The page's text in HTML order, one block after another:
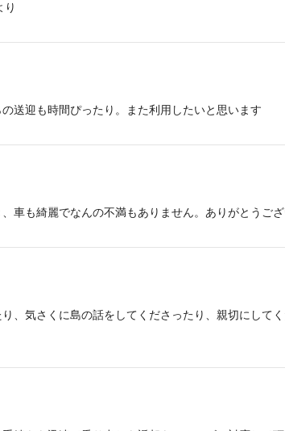
り
送迎も時間ぴったり。また利用したいと思います
車も綺麗でなんの不満もありません。ありがとうござ
、気さくに島の話をしてくださったり、親切にして